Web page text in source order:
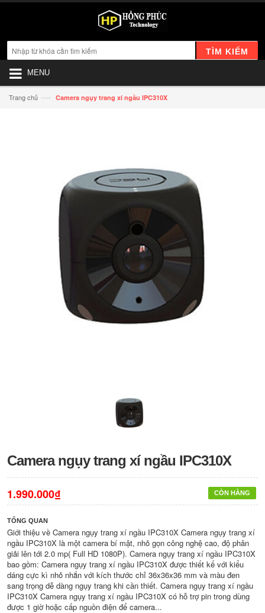
TÌM KIẾM
MENU
Trang chủ —› Camera ngụy trang xí ngầu IPC310X
Camera ngụy trang xí ngầu IPC310X
CÒN HÀNG
1.990.000₫
TỔNG QUAN
Giới thiệu về Camera ngụy trang xí ngầu IPC310X Camera ngụy trang xí
ngầu IPC310X là một camera bí mật, nhỏ gọn công nghệ cao, độ phân
giải lên tới 2.0 mp( Full HD 1080P). Camera ngụy trang xí ngầu IPC310X
bao gồm: Camera ngụy trang xí ngầu IPC310X được thiết kế với kiểu
dáng cực kì nhỏ nhắn với kích thước chỉ 36x36x36 mm và màu đen
sang trọng dễ dàng ngụy trang khi cần thiết. Camera ngụy trang xí ngầu
IPC310X Camera ngụy trang xí ngầu IPC310X có hỗ trợ pin trong dùng
được 1 giờ hoặc cấp nguồn điện để camera...